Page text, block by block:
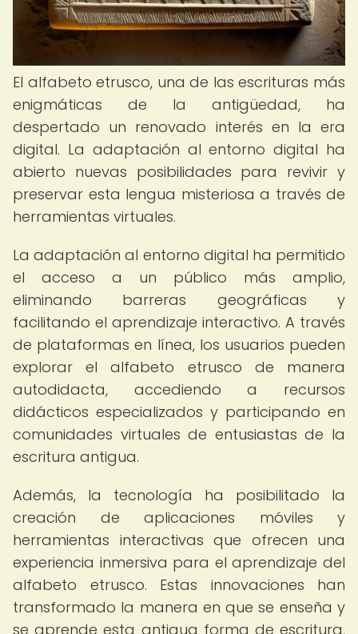
El alfabeto etrusco, una de las escrituras más
enigmáticas de la antigüedad, ha
despertado un renovado interés en la era
digital. La adaptación al entorno digital ha
abierto nuevas posibilidades para revivir y
preservar esta lengua misteriosa a través de
herramientas virtuales.
La adaptación al entorno digital ha permitido
el acceso a un público más amplio,
eliminando barreras geográficas y
facilitando el aprendizaje interactivo. A través
de plataformas en línea, los usuarios pueden
explorar el alfabeto etrusco de manera
autodidacta, accediendo a recursos
didácticos especializados y participando en
comunidades virtuales de entusiastas de la
escritura antigua.
Además, la tecnología ha posibilitado la
creación de aplicaciones móviles y
herramientas interactivas que ofrecen una
experiencia inmersiva para el aprendizaje del
alfabeto etrusco. Estas innovaciones han
transformado la manera en que se enseña y
se aprende esta antigua forma de escritura,